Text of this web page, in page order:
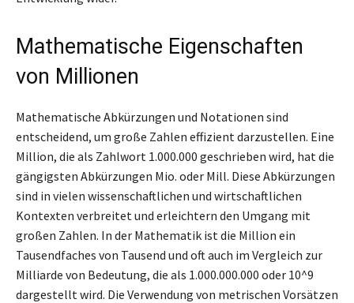
Mathematische Eigenschaften
von Millionen
Mathematische Abkürzungen und Notationen sind
entscheidend, um große Zahlen effizient darzustellen. Eine
Million, die als Zahlwort 1.000.000 geschrieben wird, hat die
gängigsten Abkürzungen Mio. oder Mill. Diese Abkürzungen
sind in vielen wissenschaftlichen und wirtschaftlichen
Kontexten verbreitet und erleichtern den Umgang mit
großen Zahlen. In der Mathematik ist die Million ein
Tausendfaches von Tausend und oft auch im Vergleich zur
Milliarde von Bedeutung, die als 1.000.000.000 oder 10^9
dargestellt wird. Die Verwendung von metrischen Vorsätzen